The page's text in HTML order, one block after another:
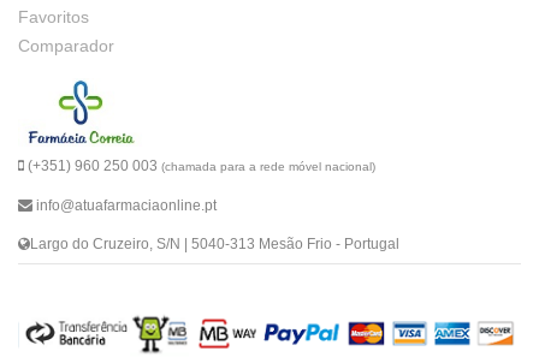
Favoritos
Comparador
(+351) 960 250 003 (chamada para a rede móvel nacional)
info@atuafarmaciaonline.pt
Largo do Cruzeiro, S/N | 5040-313 Mesão Frio - Portugal